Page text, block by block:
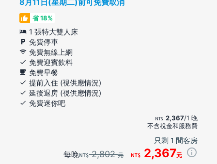
省 18%
1 張特大雙人床
免費停車
免費無線上網
免費迎賓飲料
免費早餐
提前入住 (視供應情況)
延後退房 (視供應情況)
免費迷你吧
2,367/1 晚
不含稅金和服務費
只剩 1 間客房
每晚 2,802元 2,367元